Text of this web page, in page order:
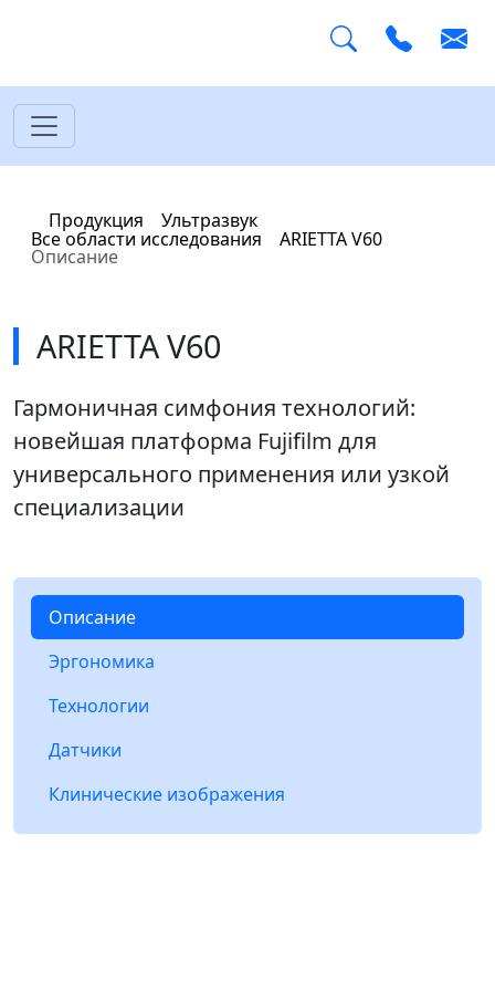
Главная
Продукция Ультразвук
Все области исследования ARIETTA V60
Описание
ARIETTA V60
Гармоничная симфония технологий:
новейшая платформа Fujifilm для
универсального применения или узкой
специализации
Описание
Эргономика
Технологии
Датчики
Клинические изображения